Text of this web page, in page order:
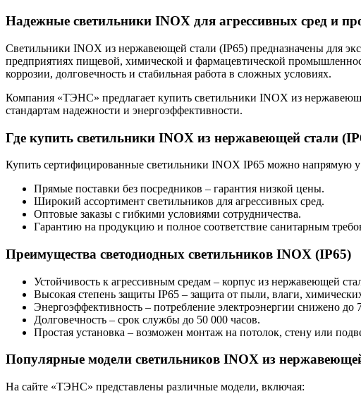
Надежные светильники INOX для агрессивных сред и
Светильники INOX из нержавеющей стали (IP65) предназначены для
предприятиях пищевой, химической и фармацевтической
коррозии, долговечность и стабильная работа в сложных условиях.
Компания «ТЭНС» предлагает купить светильники INOX из
стандартам надежности и энергоэффективности.
Где купить светильники INOX из нержавеющей стали
Купить сертифицированные светильники INOX IP65 можно напрямую
Прямые поставки без посредников – гарантия низкой цены.
Широкий ассортимент светильников для агрессивных сред.
Оптовые заказы с гибкими условиями сотрудничества.
Гарантию на продукцию и полное соответствие санитарным
Преимущества светодиодных светильников INOX (IP65)
Устойчивость к агрессивным средам – корпус из нержавеющей
Высокая степень защиты IP65 – защита от пыли, влаги,
Энергоэффективность – потребление электроэнергии снижено
Долговечность – срок службы до 50 000 часов.
Простая установка – возможен монтаж на потолок, стену или
Популярные модели светильников INOX из
На сайте «ТЭНС» представлены различные модели, включая: